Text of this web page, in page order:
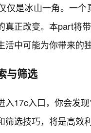
仅是冰山一角。一
真正改变。本part将
活中可能为你带来的
与筛选
入17c入口，你会发
筛选技巧，将是高效